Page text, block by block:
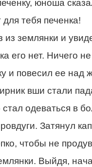
юноша
тебя печенка!
землянки и
его нет. Ничего
и повесил ее над
вши стали
стал одеваться в
Затянул
чтобы не
Выйдя,